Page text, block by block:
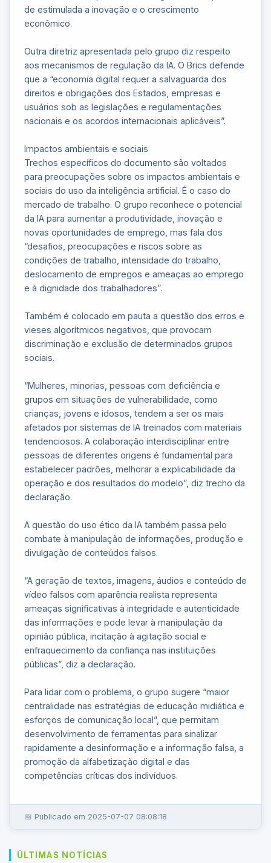
de estimulada a inovação e o crescimento
econômico.
Outra diretriz apresentada pelo grupo diz respeito
aos mecanismos de regulação da IA. O Brics defende
que a “economia digital requer a salvaguarda dos
direitos e obrigações dos Estados, empresas e
usuários sob as legislações e regulamentações
nacionais e os acordos internacionais aplicáveis”.
Impactos ambientais e sociais
Trechos específicos do documento são voltados
para preocupações sobre os impactos ambientais e
sociais do uso da inteligência artificial. É o caso do
mercado de trabalho. O grupo reconhece o potencial
da IA para aumentar a produtividade, inovação e
novas oportunidades de emprego, mas fala dos
“desafios, preocupações e riscos sobre as
condições de trabalho, intensidade do trabalho,
deslocamento de empregos e ameaças ao emprego
e à dignidade dos trabalhadores”.
Também é colocado em pauta a questão dos erros e
vieses algorítmicos negativos, que provocam
discriminação e exclusão de determinados grupos
sociais.
“Mulheres, minorias, pessoas com deficiência e
grupos em situações de vulnerabilidade, como
crianças, jovens e idosos, tendem a ser os mais
afetados por sistemas de IA treinados com materiais
tendenciosos. A colaboração interdisciplinar entre
pessoas de diferentes origens é fundamental para
estabelecer padrões, melhorar a explicabilidade da
operação e dos resultados do modelo”, diz trecho da
declaração.
A questão do uso ético da IA também passa pelo
combate à manipulação de informações, produção e
divulgação de conteúdos falsos.
“A geração de textos, imagens, áudios e conteúdo de
vídeo falsos com aparência realista representa
ameaças significativas à integridade e autenticidade
das informações e pode levar à manipulação da
opinião pública, incitação à agitação social e
enfraquecimento da confiança nas instituições
públicas”, diz a declaração.
Para lidar com o problema, o grupo sugere “maior
centralidade nas estratégias de educação midiática e
esforços de comunicação local”, que permitam
desenvolvimento de ferramentas para sinalizar
rapidamente a desinformação e a informação falsa, a
promoção da alfabetização digital e das
competências críticas dos indivíduos.
📅 Publicado em 2025-07-07 08:08:18
ÚLTIMAS NOTÍCIAS